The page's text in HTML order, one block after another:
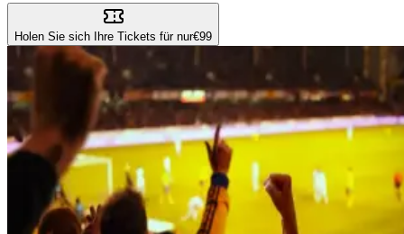
Holen Sie sich Ihre Tickets für nur€99